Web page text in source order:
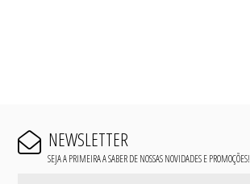
NEWSLETTER
SEJA A PRIMEIRA A SABER DE NOSSAS NOVIDADES E PROMOÇÕES!